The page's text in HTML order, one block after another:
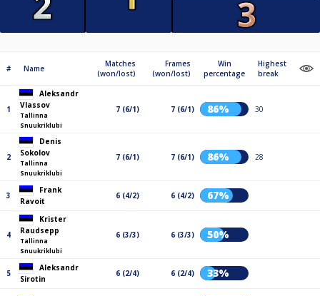
# Name
Matches
(won/lost)
Frames
(won/lost)
Win
percentage
Highest
break
1
Aleksandr
Vlassov
Tallinna
Snuukriklubi
7 (6/1) 7 (6/1) 86% 30
2
Denis
Sokolov
Tallinna
Snuukriklubi
7 (6/1) 7 (6/1) 86% 28
3
Frank
Ravoit
6 (4/2) 6 (4/2) 67%
4
Krister
Raudsepp
Tallinna
Snuukriklubi
6 (3/3) 6 (3/3) 50%
5
Aleksandr
Sirotin
6 (2/4) 6 (2/4) 33%